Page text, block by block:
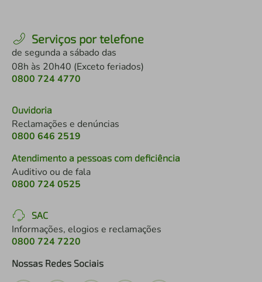
Serviços por telefone
de segunda a sábado das
08h às 20h40 (Exceto feriados)
0800 724 4770
Ouvidoria
Reclamações e denúncias
0800 646 2519
Atendimento a pessoas com deficiência
Auditivo ou de fala
0800 724 0525
SAC
Informações, elogios e reclamações
0800 724 7220
Nossas Redes Sociais